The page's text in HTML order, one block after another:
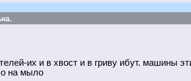
их и в хвост и в гриву ибут. машины
на мыло